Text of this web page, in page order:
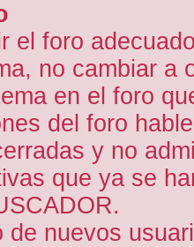
el foro
no cambiar a
en el foro
del foro
y no
que ya se
de nuevos